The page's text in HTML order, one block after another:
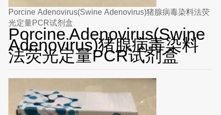
Porcine Adenovirus(Swine Adenovirus)猪腺病毒染料法荧
光定量PCR试剂盒
Porcine Adenovirus(Swine
Adenovirus)猪腺病毒染料
法荧光定量PCR试剂盒